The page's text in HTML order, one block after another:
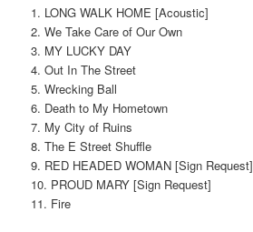
1. LONG WALK HOME [Acoustic]
2. We Take Care of Our Own
3. MY LUCKY DAY
4. Out In The Street
5. Wrecking Ball
6. Death to My Hometown
7. My City of Ruins
8. The E Street Shuffle
9. RED HEADED WOMAN [Sign Request]
10. PROUD MARY [Sign Request]
11. Fire